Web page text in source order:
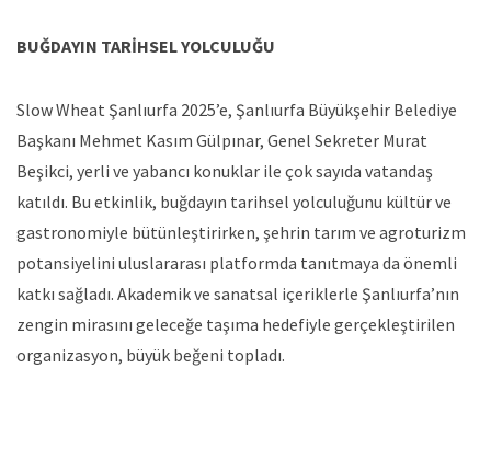
BUĞDAYIN TARİHSEL YOLCULUĞU
Slow Wheat Şanlıurfa 2025’e, Şanlıurfa Büyükşehir Belediye
Başkanı Mehmet Kasım Gülpınar, Genel Sekreter Murat
Beşikci, yerli ve yabancı konuklar ile çok sayıda vatandaş
katıldı. Bu etkinlik, buğdayın tarihsel yolculuğunu kültür ve
gastronomiyle bütünleştirirken, şehrin tarım ve agroturizm
potansiyelini uluslararası platformda tanıtmaya da önemli
katkı sağladı. Akademik ve sanatsal içeriklerle Şanlıurfa’nın
zengin mirasını geleceğe taşıma hedefiyle gerçekleştirilen
organizasyon, büyük beğeni topladı.